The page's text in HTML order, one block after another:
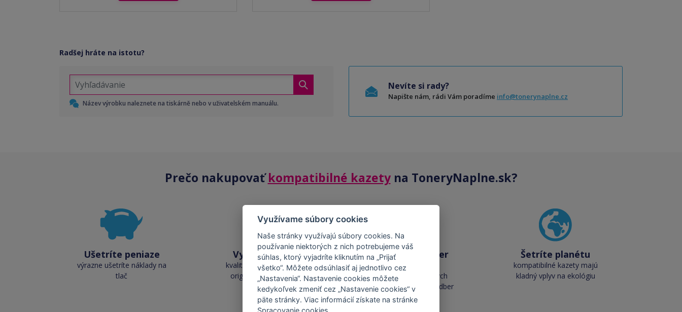
Radšej hráte na istotu?
Název výrobku naleznete na tiskárně nebo v uživatelském manuálu.
Nevíte si rady?
Napište nám, rádi Vám poradíme info@tonerynaplne.cz
Prečo nakupovaťkompatibilné kazetyna ToneryNaplne.sk?
Ušetríte peniaze
výrazne ušetríte náklady na
tlač
Vysoká kvalita
kvalita je porovnateľná s
originálnymi náplňami
Skladom takmer
všetko
cez 50 000 skladových
zásob pre okamžitý odber
Šetríte planétu
kompatibilné kazety majú
kladný vplyv na ekológiu
Využívame súbory cookies
Naše stránky využívajú súbory cookies. Na
používanie niektorých z nich potrebujeme váš
súhlas, ktorý vyjadríte kliknutím na „Prijať
všetko“. Môžete odsúhlasiť aj jednotlivo cez
„Nastavenia“. Nastavenie cookies môžete
kedykoľvek zmeniť cez „Nastavenie cookies“ v
päte stránky. Viac informácií získate na stránke
Spracovanie cookies